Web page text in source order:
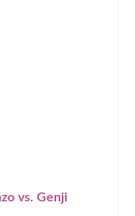
vs. Genji